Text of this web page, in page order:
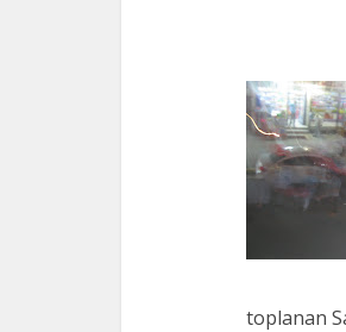
toplanan